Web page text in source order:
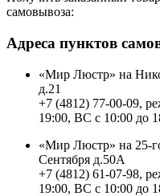
самовывоза:
Адреса пунктов
«Мир Люстр» на
д.21
+7 (4812) 77-00-09,
19:00, ВС с 10:00 до
«Мир Люстр» на 25-
Сентября д.50А
+7 (4812) 61-07-98,
19:00, ВС с 10:00 до